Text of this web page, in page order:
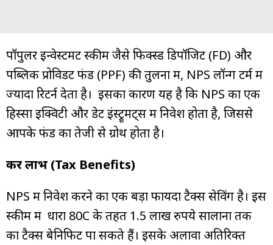
पॉपुलर इन्वेस्टमेंट स्कीम जैसे फिक्स्ड डिपॉजिट (FD) और
पब्लिक प्रोविडेंट फंड (PPF) की तुलना में, NPS लॉन्ग टर्म में
ज्यादा रिटर्न देता है। इसका कारण यह है कि NPS का एक
हिस्सा इक्विटी और डेट इंस्ट्रूमेंट्स में निवेश होता है, जिससे
आपके फंड का तेजी से ग्रोथ होता है।
कर लाभ (Tax Benefits)
NPS में निवेश करने का एक बड़ा फायदा टैक्स सेविंग है। इस
स्कीम में धारा 80C के तहत 1.5 लाख रुपये सालाना तक
का टैक्स बेनिफिट पा सकते हैं। इसके अलावा अतिरिक्त